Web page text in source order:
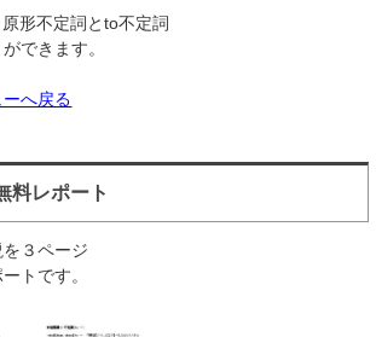
形不定詞とto不定詞
できます。
へ戻る
料レポート
３ページ
トです。